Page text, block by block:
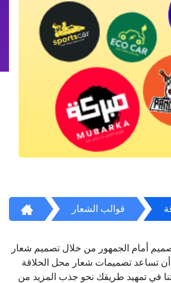
قوالب الشعار
أمام الجمهور من خلال تصميم شعار
تساعد تصميمات شعار محل الحلاقة
في تمهيد طريقك نحو جذب المزيد من